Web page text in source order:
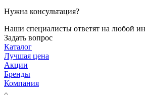
Нужна консультация?
Наши специалисты ответят на любой
Задать вопрос
Каталог
Лучшая цена
Акции
Бренды
Компания